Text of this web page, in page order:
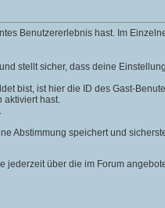
Benutzererlebnis hast. Im
stellt sicher, dass deine
bist, ist hier die ID des Gast-
aktiviert hast.
Abstimmung speichert und
über die im Forum